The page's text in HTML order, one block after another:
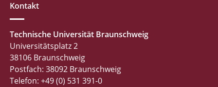
Kontakt
Technische Universität Braunschweig
Universitätsplatz 2
38106 Braunschweig
Postfach: 38092 Braunschweig
Telefon: +49 (0) 531 391-0